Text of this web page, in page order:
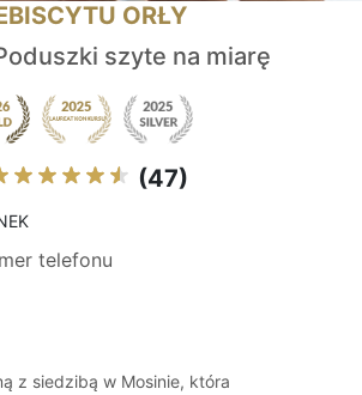
ORŁY
szyte na miarę
(47)
telefonu
z siedzibą w Mosinie, która